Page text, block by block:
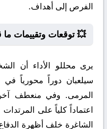
الفرص إلى أهداف.
💥 توقعات وتقييمات ما
يرى محللو الأداء أن
سيلعبان دوراً محورياً
المرمى. وفي منعطف آخر
اعتماداً كلياً على
الشاغرة خلف أظهرة